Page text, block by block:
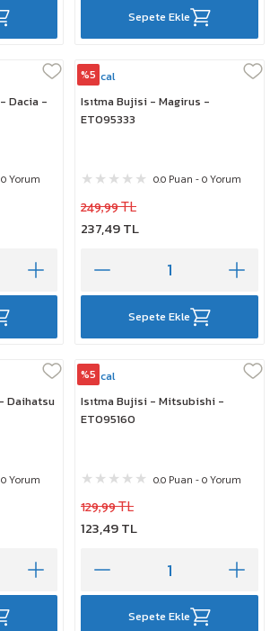
Sepete Ekle
Dacia -
Yorum
%5
Rescal
Isıtma Bujisi - Magirus -
ET095333
0.0 Puan - 0 Yorum
249,99 TL
237,49 TL
Sepete Ekle
Daihatsu
Yorum
%5
Rescal
Isıtma Bujisi - Mitsubishi -
ET095160
0.0 Puan - 0 Yorum
129,99 TL
123,49 TL
Sepete Ekle